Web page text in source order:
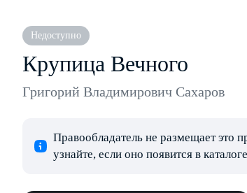
Недоступно
Крупица Вечного
Григорий Владимирович Сахаров
Правообладатель не размещает это
узнайте, если оно появится в каталоге